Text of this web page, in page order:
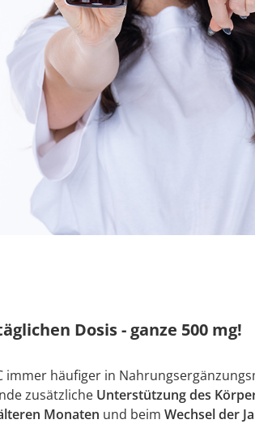
Dosis - ganze 500 mg!
immer häufiger in
zusätzliche Unterstützung des
Monaten und beimWechsel der